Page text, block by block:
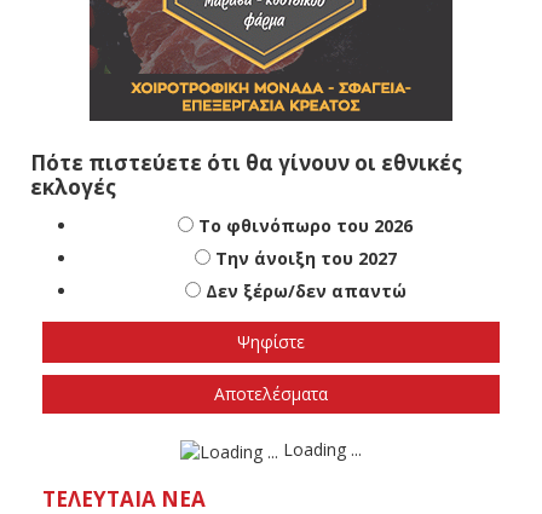
Πότε πιστεύετε ότι θα γίνουν οι εθνικές
εκλογές
Το φθινόπωρο του 2026
Την άνοιξη του 2027
Δεν ξέρω/δεν απαντώ
Αποτελέσματα
Loading ...
ΤΕΛΕΥΤΑΊΑ ΝΈΑ